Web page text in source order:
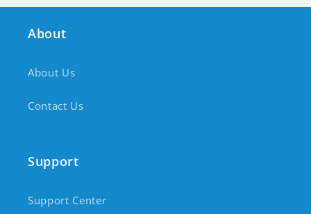
About
About Us
Contact Us
Support
Support Center